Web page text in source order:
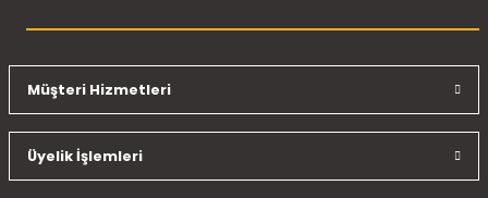
konularda yetersiz gördüğünüz noktaları öneri formunu
Ürün resmi kalitesiz, bozuk veya görüntülenemiyor.
Ürün açıklamasında eksik bilgiler bulunuyor.
Müşteri Hizmetleri
Üyelik İşlemleri